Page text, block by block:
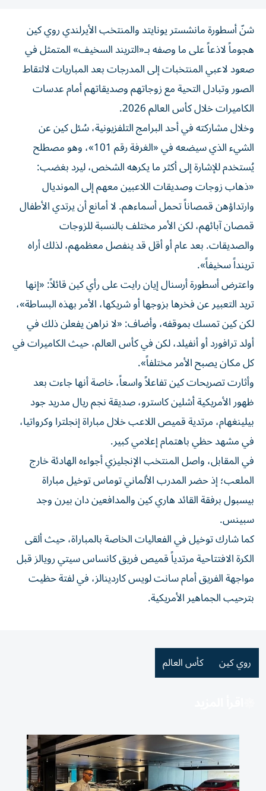
شنّ أسطورة مانشستر يونايتد والمنتخب الأيرلندي روي كين
هجوماً لاذعاً على ما وصفه بـ«التريند السخيف» المتمثل في
صعود لاعبي المنتخبات إلى المدرجات بعد المباريات لالتقاط
الصور وتبادل التحية مع زوجاتهم وصديقاتهم أمام عدسات
الكاميرات خلال كأس العالم 2026.
وخلال مشاركته في أحد البرامج التلفزيونية، سُئل كين عن
الشيء الذي سيضعه في «الغرفة رقم 101»، وهو مصطلح
يُستخدم للإشارة إلى أكثر ما يكرهه الشخص، ليرد بغضب:
«ذهاب زوجات وصديقات اللاعبين معهم إلى المونديال
وارتداؤهن قمصاناً تحمل أسماءهم. لا أمانع أن يرتدي الأطفال
قمصان آبائهم، لكن الأمر مختلف بالنسبة للزوجات
والصديقات. بعد عام أو أقل قد ينفصل معظمهم، لذلك أراه
ترينداً سخيفاً».
واعترض أسطورة أرسنال إيان رايت على رأي كين قائلاً: «إنها
تريد التعبير عن فخرها بزوجها أو شريكها، الأمر بهذه البساطة»،
لكن كين تمسك بموقفه، وأضاف: «لا نراهن يفعلن ذلك في
أولد ترافورد أو أنفيلد، لكن في كأس العالم، حيث الكاميرات في
كل مكان يصبح الأمر مختلفاً».
وأثارت تصريحات كين تفاعلاً واسعاً، خاصة أنها جاءت بعد
ظهور الأمريكية أشلين كاسترو، صديقة نجم ريال مدريد جود
بيلينغهام، مرتدية قميص اللاعب خلال مباراة إنجلترا وكرواتيا،
في مشهد حظي باهتمام إعلامي كبير.
في المقابل، واصل المنتخب الإنجليزي أجواءه الهادئة خارج
الملعب؛ إذ حضر المدرب الألماني توماس توخيل مباراة
بيسبول برفقة القائد هاري كين والمدافعين دان بيرن وجد
سبينس.
كما شارك توخيل في الفعاليات الخاصة بالمباراة، حيث ألقى
الكرة الافتتاحية مرتدياً قميص فريق كانساس سيتي رويالز قبل
مواجهة الفريق أمام سانت لويس كاردينالز، في لفتة حظيت
بترحيب الجماهير الأمريكية.
روي كين كأس العالم